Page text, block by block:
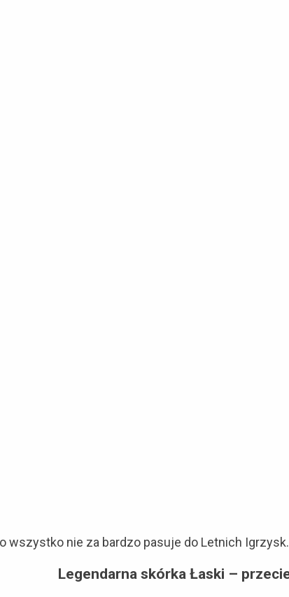
wszystko nie za bardzo pasuje do Letnich Igrzysk.
Legendarna skórka Łaski –